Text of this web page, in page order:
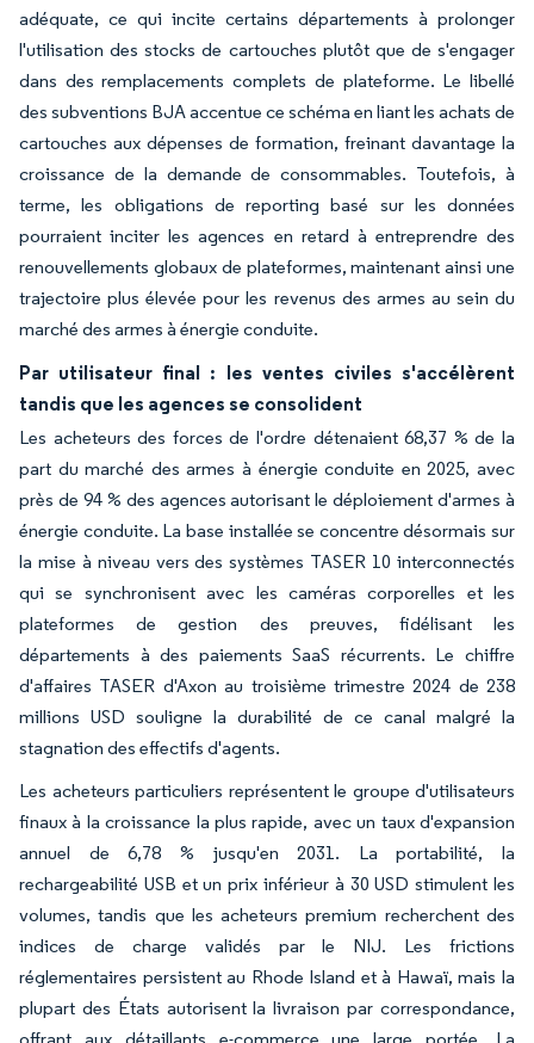
adéquate, ce qui incite certains départements à prolonger
l'utilisation des stocks de cartouches plutôt que de s'engager
dans des remplacements complets de plateforme. Le libellé
des subventions BJA accentue ce schéma en liant les achats de
cartouches aux dépenses de formation, freinant davantage la
croissance de la demande de consommables. Toutefois, à
terme, les obligations de reporting basé sur les données
pourraient inciter les agences en retard à entreprendre des
renouvellements globaux de plateformes, maintenant ainsi une
trajectoire plus élevée pour les revenus des armes au sein du
marché des armes à énergie conduite.
Par utilisateur final : les ventes civiles s'accélèrent
tandis que les agences se consolident
Les acheteurs des forces de l'ordre détenaient 68,37 % de la
part du marché des armes à énergie conduite en 2025, avec
près de 94 % des agences autorisant le déploiement d'armes à
énergie conduite. La base installée se concentre désormais sur
la mise à niveau vers des systèmes TASER 10 interconnectés
qui se synchronisent avec les caméras corporelles et les
plateformes de gestion des preuves, fidélisant les
départements à des paiements SaaS récurrents. Le chiffre
d'affaires TASER d'Axon au troisième trimestre 2024 de 238
millions USD souligne la durabilité de ce canal malgré la
stagnation des effectifs d'agents.
Les acheteurs particuliers représentent le groupe d'utilisateurs
finaux à la croissance la plus rapide, avec un taux d'expansion
annuel de 6,78 % jusqu'en 2031. La portabilité, la
rechargeabilité USB et un prix inférieur à 30 USD stimulent les
volumes, tandis que les acheteurs premium recherchent des
indices de charge validés par le NIJ. Les frictions
réglementaires persistent au Rhode Island et à Hawaï, mais la
plupart des États autorisent la livraison par correspondance,